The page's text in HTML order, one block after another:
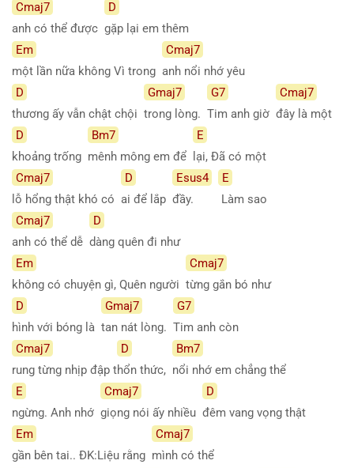
Cmaj7
anh có thể được
D
gặp lại em thêm
Em
một lần nữa không Vì trong
Cmaj7
anh nổi nhớ yêu
D
thương ấy vẫn chật chội
Gmaj7
trong lòng.
G7
Tim anh giờ
Cmaj7
đây là một
D
khoảng trống
Bm7
mênh mông em để
E
lại, Đã có một
Cmaj7
lỗ hổng thật khó có
D
ai để lắp
Esus4
đầy.
E
Làm sao
Cmaj7
anh có thể dễ
D
dàng quên đi như
Em
không có chuyện gì, Quên người
Cmaj7
từng gắn bó như
D
hình với bóng là
Gmaj7
tan nát lòng.
G7
Tim anh còn
Cmaj7
rung từng nhịp đập t
D
hổn thức,
Bm7
nổi nhớ em chẳng thể
E
ngừng. Anh nhớ
Cmaj7
giọng nói ấy nhiều
D
đêm vang vọng thật
Em
gần bên tai.. ĐK:Liệu rằng
Cmaj7
mình có thể